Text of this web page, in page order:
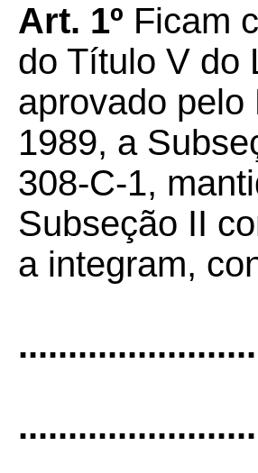
Art. 1º Ficam
do Título V do
aprovado pelo
1989, a
308-C-1,
Subseção II
a integram,